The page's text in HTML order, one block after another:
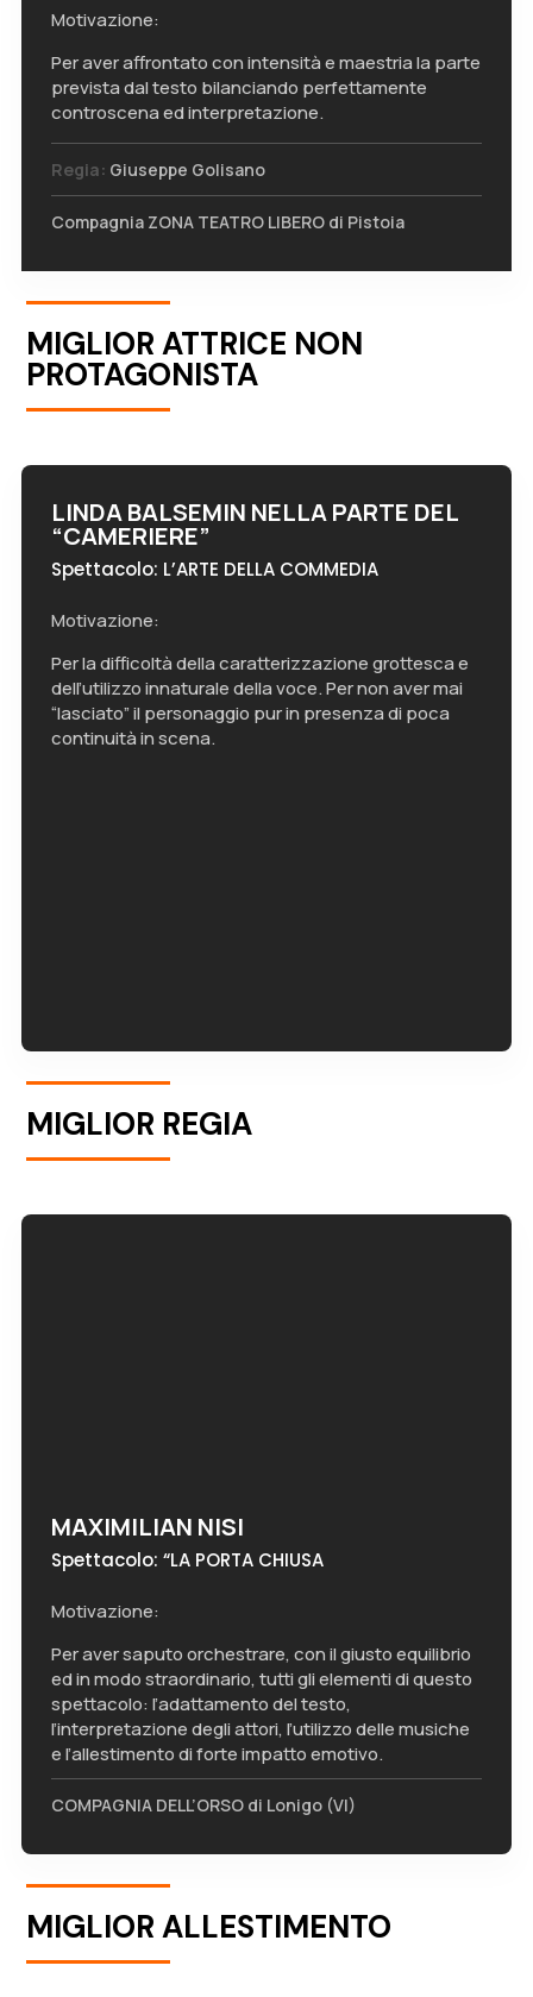
Motivazione:
Per aver affrontato con intensità e maestria la parte
prevista dal testo bilanciando perfettamente
controscena ed interpretazione.
Regia: Giuseppe Golisano
Compagnia ZONA TEATRO LIBERO di Pistoia
MIGLIOR ATTRICE NON
PROTAGONISTA
LINDA BALSEMIN NELLA PARTE DEL
“CAMERIERE”
Spettacolo: L’ARTE DELLA COMMEDIA
Motivazione:
Per la difficoltà della caratterizzazione grottesca e
dell’utilizzo innaturale della voce. Per non aver mai
“lasciato” il personaggio pur in presenza di poca
continuità in scena.
MIGLIOR REGIA
MAXIMILIAN NISI
Spettacolo: “LA PORTA CHIUSA
Motivazione:
Per aver saputo orchestrare, con il giusto equilibrio
ed in modo straordinario, tutti gli elementi di questo
spettacolo: l’adattamento del testo,
l’interpretazione degli attori, l’utilizzo delle musiche
e l’allestimento di forte impatto emotivo.
COMPAGNIA DELL’ORSO di Lonigo (VI)
MIGLIOR ALLESTIMENTO